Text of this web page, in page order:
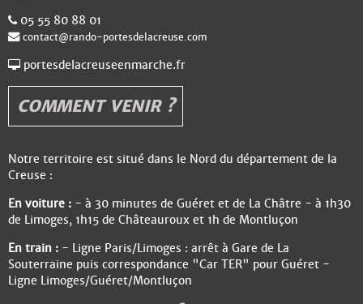
05 55 80 88 01
contact@rando-portesdelacreuse.com
portesdelacreuseenmarche.fr
COMMENT VENIR ?
Notre territoire est situé dans le Nord du département de la
Creuse :
En voiture :- à 30 minutes de Guéret et de La Châtre - à 1h30
de Limoges, 1h15 de Châteauroux et 1h de Montluçon
En train :- Ligne Paris/Limoges : arrêt à Gare de La
Souterraine puis correspondance "Car TER" pour Guéret -
Ligne Limoges/Guéret/Montluçon